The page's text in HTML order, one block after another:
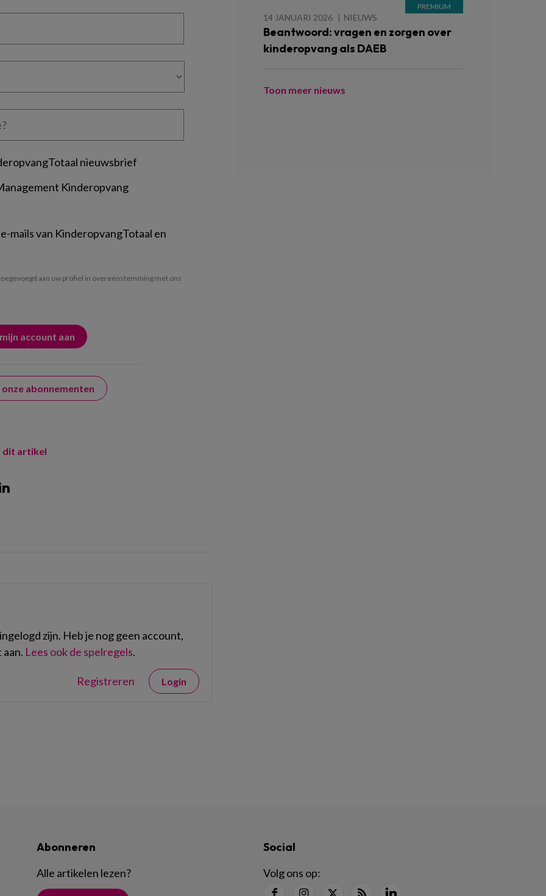
nieuwsbrief
Kinderopvang
mails van KinderopvangTotaal en
aan uw profiel in overeenstemming met ons
abonnementen
dit artikel
zijn. Heb je nog geen account,
Lees ook de spelregels.
Registreren Login
14 JANUARI 2026 NIEUWS
Beantwoord: vragen en zorgen over
kinderopvang als DAEB
Toon meer nieuws
Abonneren
Alle artikelen lezen?
Social
Volg ons op: